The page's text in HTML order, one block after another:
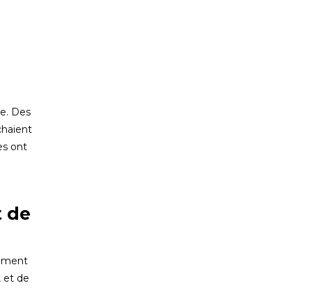
Des
ont
de
et de